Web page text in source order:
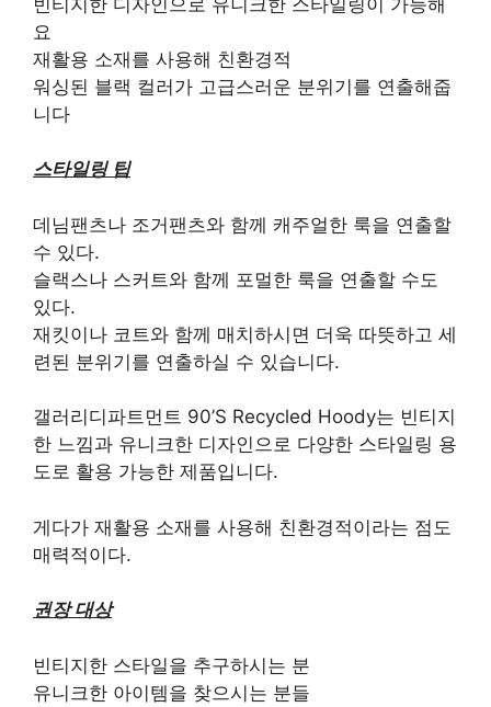
요
재활용 소재를 사용해 친환경적
워싱된 블랙 컬러가 고급스러운 분위기를 연출해줍
니다
스타일링 팁
데님팬츠나 조거팬츠와 함께 캐주얼한 룩을 연출할
수 있다.
슬랙스나 스커트와 함께 포멀한 룩을 연출할 수도
있다.
재킷이나 코트와 함께 매치하시면 더욱 따뜻하고 세
련된 분위기를 연출하실 수 있습니다.
갤러리디파트먼트 90’S Recycled Hoody는 빈티지
한 느낌과 유니크한 디자인으로 다양한 스타일링 용
도로 활용 가능한 제품입니다.
게다가 재활용 소재를 사용해 친환경적이라는 점도
매력적이다.
권장 대상
빈티지한 스타일을 추구하시는 분
유니크한 아이템을 찾으시는 분들